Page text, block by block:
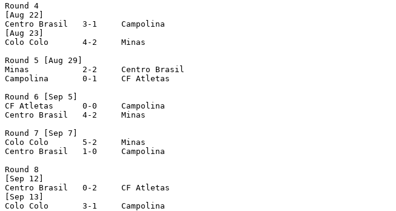
Round 4
[Aug 22]
Centro Brasil	3-1	Campolina
[Aug 23]
Colo Colo	4-2	Minas
Round 5 [Aug 29]
Minas		2-2	Centro Brasil
Campolina	0-1	CF Atletas
Round 6 [Sep 5]
CF Atletas	0-0	Campolina
Centro Brasil	4-2	Minas
Round 7 [Sep 7]
Colo Colo	5-2	Minas
Centro Brasil	1-0	Campolina
Round 8
[Sep 12]
Centro Brasil	0-2	CF Atletas
[Sep 13]
Colo Colo	3-1	Campolina